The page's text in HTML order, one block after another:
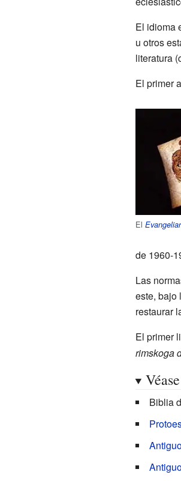
El
El idioma
u otros
literatura
El primer
de 1960-
Las
este, bajo
restaurar
El primer
rimskoga
Biblia